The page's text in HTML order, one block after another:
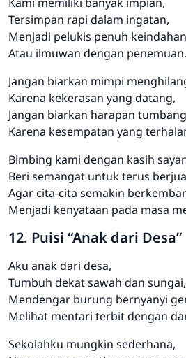
Tersimpan rapi dalam ingatan,
Menjadi pelukis penuh
Atau ilmuwan dengan penemuan.
Jangan biarkan mimpi
Karena kekerasan yang datang,
Jangan biarkan harapan
Karena kesempatan yang
Bimbing kami dengan kasih
Beri semangat untuk terus
Agar cita-cita semakin
Menjadi kenyataan pada masa
12. Puisi “Anak dari Desa”
Aku anak dari desa,
Tumbuh dekat sawah dan sungai,
Mendengar burung bernyanyi
Melihat mentari terbit dengan
Sekolahku mungkin sederhana,